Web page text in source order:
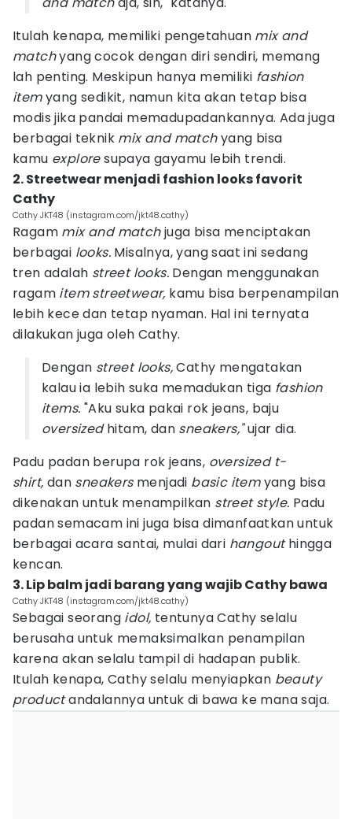
Itulah kenapa, memiliki pengetahuan mix and
matchyang cocok dengan diri sendiri, memang
lah penting. Meskipun hanya memiliki fashion
itemyang sedikit, namun kita akan tetap bisa
modis jika pandai memadupadankannya. Ada juga
berbagai teknik mix and matchyang bisa
kamu exploresupaya gayamu lebih trendi.
2. Streetwear menjadi fashion looks favorit
Cathy
Cathy JKT48 (instagram.com/jkt48.cathy)
Ragam mix and matchjuga bisa menciptakan
berbagai looks. Misalnya, yang saat ini sedang
tren adalah street looks. Dengan menggunakan
ragam itemstreetwear, kamu bisa berpenampilan
lebih kece dan tetap nyaman. Hal ini ternyata
dilakukan juga oleh Cathy.
Dengan street looks,Cathy mengatakan
kalau ia lebih suka memadukan tiga fashion
items. "Aku suka pakai rok jeans, baju
oversizedhitam, dan sneakers,"ujar dia.
Padu padan berupa rok jeans, oversized t-
shirt, dan sneakers menjadi basic itemyang bisa
dikenakan untuk menampilkan street style. Padu
padan semacam ini juga bisa dimanfaatkan untuk
berbagai acara santai, mulai dari hangouthingga
kencan.
3. Lip balm jadi barang yang wajib Cathy bawa
Cathy JKT48 (instagram.com/jkt48.cathy)
Sebagai seorang idol, tentunya Cathy selalu
berusaha untuk memaksimalkan penampilan
karena akan selalu tampil di hadapan publik.
Itulah kenapa, Cathy selalu menyiapkan beauty
productandalannya untuk di bawa ke mana saja.